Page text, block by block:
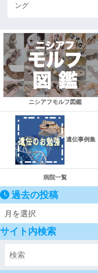
ング
ニシアフモルフ図鑑
遺伝事例集
病院一覧
過去の投稿
サイト内検索